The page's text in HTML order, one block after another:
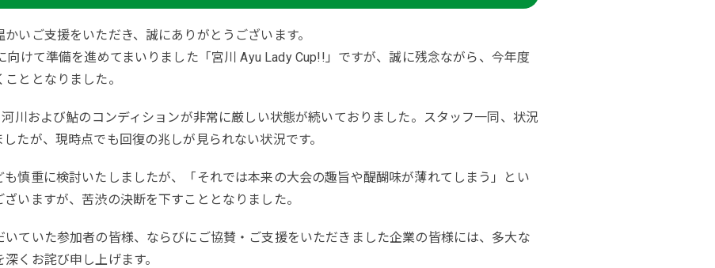
いご支援をいただき、誠にありがとうございます。
けて準備を進めてまいりました「宮川 Ayu Lady Cup!!」ですが、誠に残念ながら、今年度
ととなりました。
川および鮎のコンディションが非常に厳しい状態が続いておりました。スタッフ一同、状況
たが、現時点でも回復の兆しが見られない状況です。
慎重に検討いたしましたが、「それでは本来の大会の趣旨や醍醐味が薄れてしまう」とい
いますが、苦渋の決断を下すこととなりました。
ていた参加者の皆様、ならびにご協賛・ご支援をいただきました企業の皆様には、多大な
くお詫び申し上げます。